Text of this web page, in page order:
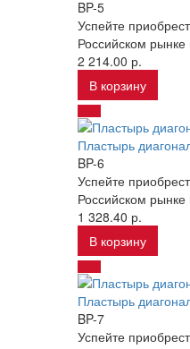
BP-5
Успейте
Российском
2 214.00 р.
В корзину
Пластырь
BP-6
Успейте
Российском
1 328.40 р.
В корзину
Пластырь
BP-7
Успейте